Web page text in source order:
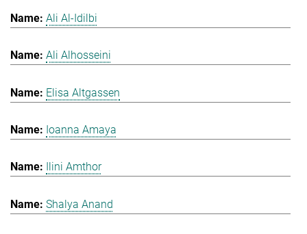
Ali Al-Idilbi
Ali Alhosseini
Elisa Altgassen
Ioanna Amaya
Ilini Amthor
Shalya Anand